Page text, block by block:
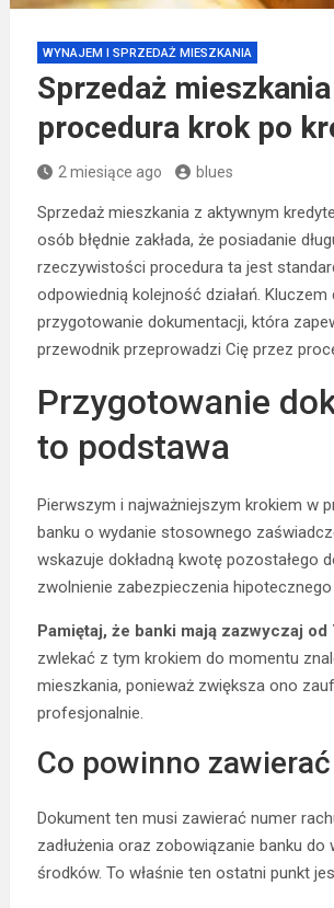
WYNAJEM I SPRZEDAŻ MIESZKANIA
Sprzedaż
procedura krok po
2 miesiące ago blues
Sprzedaż mieszkania z aktywnym
osób błędnie zakłada, że posiadanie
rzeczywistości procedura ta jest
odpowiednią kolejność działań.
przygotowanie dokumentacji, która
przewodnik przeprowadzi Cię przez
Przygotowanie
to podstawa
Pierwszym i najważniejszym krokiem w
banku o wydanie stosownego
wskazuje dokładną kwotę pozostałego
zwolnienie zabezpieczenia
Pamiętaj, że banki mają zazwyczaj
zwlekać z tym krokiem do momentu
mieszkania, ponieważ zwiększa ono
profesjonalnie.
Co powinno
Dokument ten musi zawierać numer
zadłużenia oraz zobowiązanie banku
środków. To właśnie ten ostatni punkt